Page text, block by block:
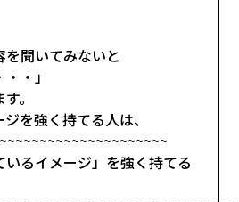
聞いてみないと
・」
。
を強く持てる人は、
いるイメージ」を強く持てる